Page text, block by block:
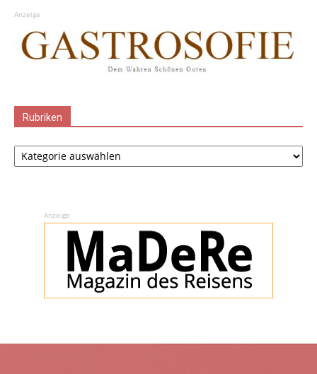
Anzeige
Rubriken
Rubriken
Anzeige